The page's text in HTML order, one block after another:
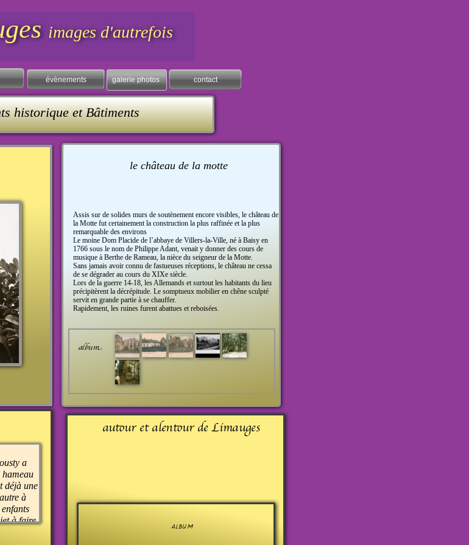
images d'autrefois
galerie photos
a
une
à
à faire
historique et Bâtiments
le château de la motte
Assis sur de solides murs de soutènement encore visibles, le château de
la Motte fut certainement la construction la plus raffinée et la plus
remarquable des environs
Le moine Dom Placide de l’abbaye de Villers-la-Ville, né à Baisy en
1766 sous le nom de Philippe Adant, venait y donner des cours de
musique à Berthe de Rameau, la nièce du seigneur de la Motte.
Sans jamais avoir connu de fastueuses réceptions, le château ne cessa
de se dégrader au cours du XIXe siècle.
Lors de la guerre 14-18, les Allemands et surtout les habitants du lieu
précipitèrent la décrépitude. Le somptueux mobilier en chêne sculpté
servit en grande partie à se chauffer.
Rapidement, les ruines furent abattues et reboisées.
contact
évènements